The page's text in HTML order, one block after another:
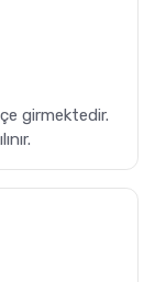
girmektedir.